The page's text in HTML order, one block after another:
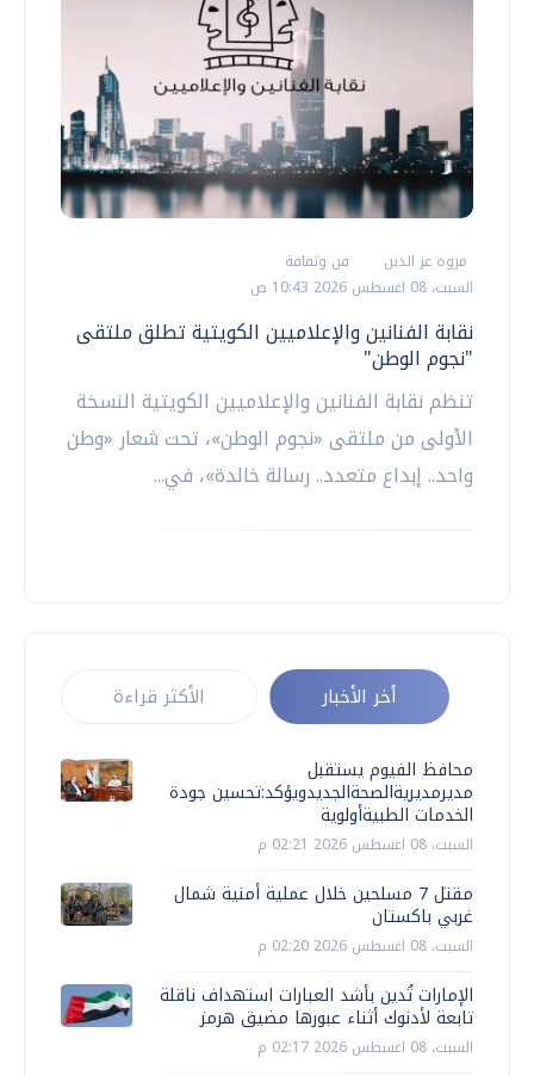
مروة عز الدين
فن وثقافة
السبت، 08 اغسطس 2026 10:43 ص
نقابة الفنانين والإعلاميين الكويتية تطلق ملتقى
"نجوم الوطن"
تنظم نقابة الفنانين والإعلاميين الكويتية النسخة
الأولى من ملتقى «نجوم الوطن»، تحت شعار «وطن
واحد.. إبداع متعدد.. رسالة خالدة»، في...
أخر الأخبار الأكثر قراءة
محافظ الفيوم يستقبل
مديرمديريةالصحةالجديدويؤكد:تحسين جودة
الخدمات الطبيةأولوية
السبت، 08 اغسطس 2026 02:21 م
مقتل 7 مسلحين خلال عملية أمنية شمال
غربي باكستان
السبت، 08 اغسطس 2026 02:20 م
الإمارات تُدين بأشد العبارات استهداف ناقلة
تابعة لأدنوك أثناء عبورها مضيق هرمز
السبت، 08 اغسطس 2026 02:17 م